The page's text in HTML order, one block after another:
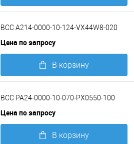
BCC A214-0000-10-124-VX44W8-020
Цена по запросу
В корзину
BCC PA24-0000-10-070-PX0550-100
Цена по запросу
В корзину